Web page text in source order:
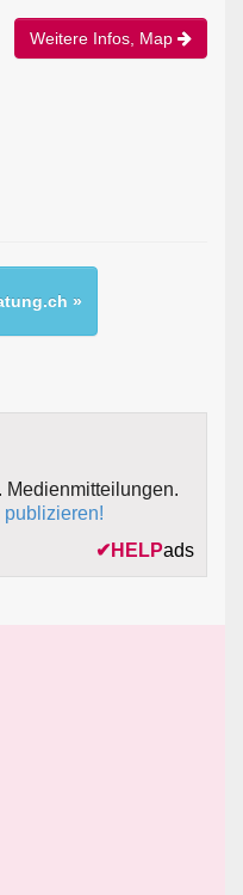
Weitere Infos, Map
»
Medienmitteilungen.
publizieren!
✔ HELPads